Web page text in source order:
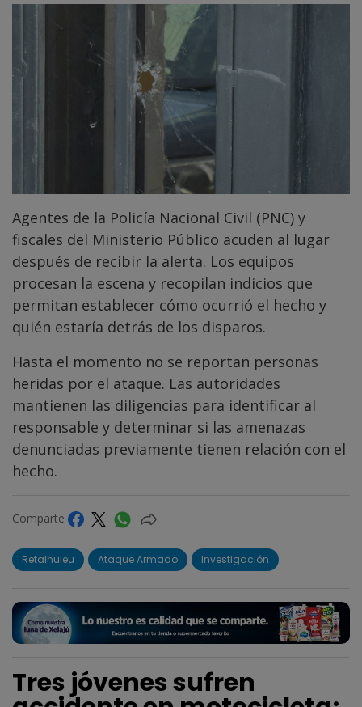
Agentes de la Policía Nacional Civil (PNC) y
fiscales del Ministerio Público acuden al lugar
después de recibir la alerta. Los equipos
procesan la escena y recopilan indicios que
permitan establecer cómo ocurrió el hecho y
quién estaría detrás de los disparos.
Hasta el momento no se reportan personas
heridas por el ataque. Las autoridades
mantienen las diligencias para identificar al
responsable y determinar si las amenazas
denunciadas previamente tienen relación con el
hecho.
Comparte
Retalhuleu Ataque Armado Investigación
Tres jóvenes sufren